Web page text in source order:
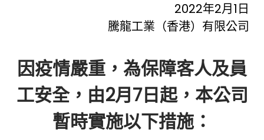
2022年2月1日
騰龍工業（香港）有限公司
因疫情嚴重，為保障客人及員
工安全，由2月7日起，本公司
暫時實施以下措施：